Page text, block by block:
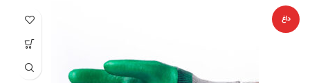
داغ